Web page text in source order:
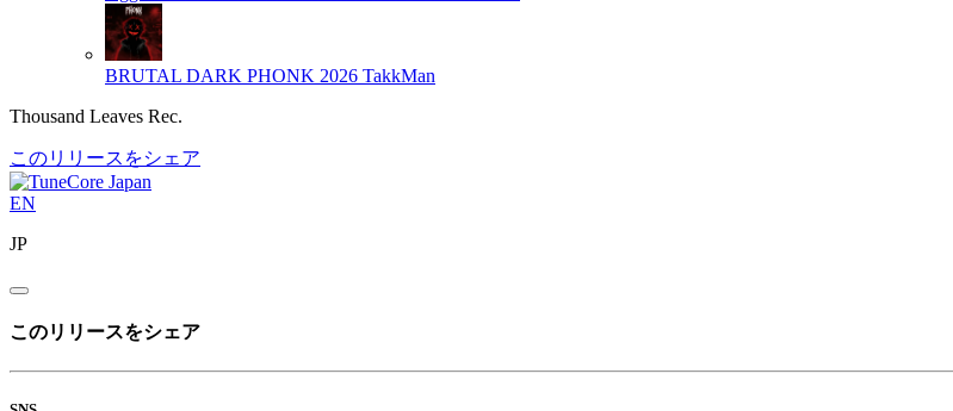
BRUTAL DARK PHONK 2026 TakkMan
Thousand Leaves Rec.
このリリースをシェア
EN
JP
このリリースをシェア